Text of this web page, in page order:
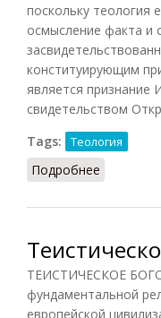
поскольку теология
осмысление факта и
конституирующим
является признание
свидетельством
Tags:
Теология
Подробнее
ТЕИСТИЧЕСКОЕ
фундаментальной
европейской